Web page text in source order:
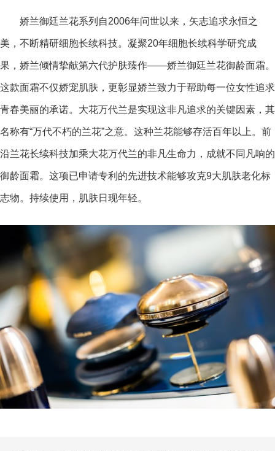
娇兰御廷兰花系列自2006年问世以来，矢志追求永恒之
美，不断精研细胞长续科技。凝聚20年细胞长续科学研究成
果，娇兰倾情挚献第六代护肤臻作——娇兰御廷兰花御龄面霜。
这款面霜不仅娇宠肌肤，更彰显娇兰致力于帮助每一位女性追求
青春美丽的承诺。大花万代兰是实现这非凡追求的关键因素，其
名称有“万代不朽的兰花”之意。这种兰花能够存活百年以上。前
沿兰花长续科技加乘大花万代兰的非凡生命力，成就不同凡响的
御龄面霜。这项已申请专利的先进技术能够攻克9大肌肤老化标
志物。持续使用，肌肤日现年轻。